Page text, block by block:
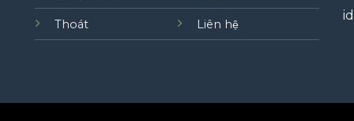
Thoát Liên hệ